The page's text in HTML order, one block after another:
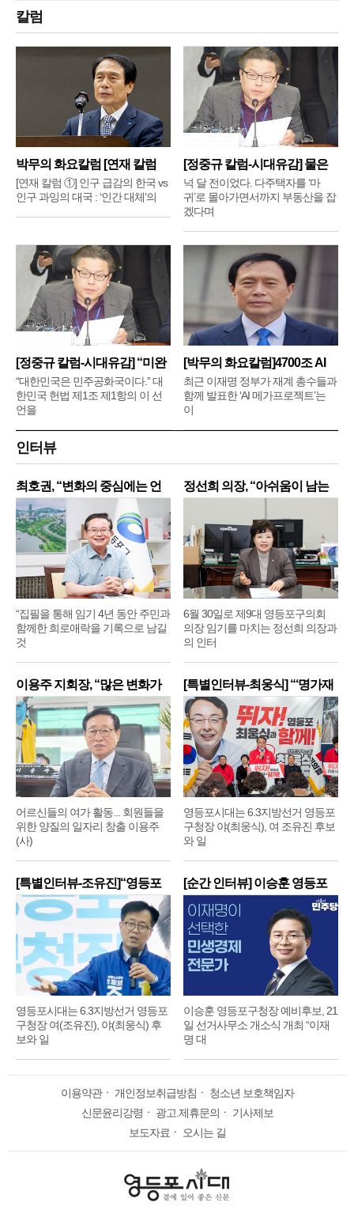
칼럼
박무의 화요칼럼 [연재 칼럼
①]
[연재 칼럼 ①] 인구 급감의 한국 vs
인구 과잉의 대국 : ‘인간 대체’의
[정중규 칼럼-시대유감] 물은
배
넉 달 전이었다. 다주택자를 ‘마
귀’로 몰아가면서까지 부동산을 잡
겠다며
[정중규 칼럼-시대유감] “미완
“대한민국은 민주공화국이다.” 대
한민국 헌법 제1조 제1항의 이 선
언을
[박무의 화요칼럼]4700조 AI
메
최근 이재명 정부가 재계 총수들과
함께 발표한 ‘AI 메가프로젝트’는
이
인터뷰
최호권, “변화의 중심에는 언
제
“집필을 통해 임기 4년 동안 주민과
함께한 희로애락을 기록으로 남길
것
정선희 의장, “아쉬움이 남는
6월 30일로 제9대 영등포구의회
의장 임기를 마치는 정선희 의장과
의 인터
이용주 지회장, “많은 변화가
어르신들의 여가 활동... 회원들을
위한 양질의 일자리 창출 이용주
(사)
[특별인터뷰-최웅식] “‘명가재
영등포시대는 6.3지방선거 영등포
구청장 야(최웅식), 여 조유진 후보
와 일
[특별인터뷰-조유진]“영등포
구
영등포시대는 6.3지방선거 영등포
구청장 여(조유진), 야(최웅식) 후
보와 일
[순간 인터뷰] 이승훈 영등포
구
이승훈 영등포구청장 예비후보, 21
일 선거사무소 개소식 개최 “이재
명 대
이용약관ㆍ 개인정보취급방침 ㆍ 청소년 보호책임자
신문윤리강령 ㆍ 광고.제휴문의 ㆍ 기사제보
보도자료ㆍ 오시는 길